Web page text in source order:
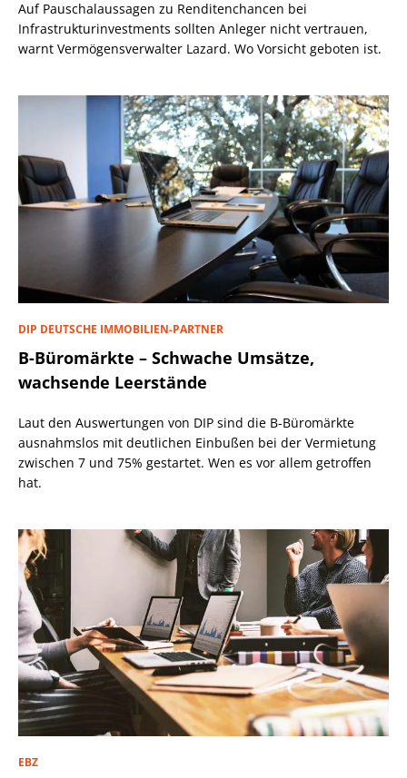
Auf Pauschalaussagen zu Renditenchancen bei
Infrastrukturinvestments sollten Anleger nicht vertrauen,
warnt Vermögensverwalter Lazard. Wo Vorsicht geboten ist.
DIP DEUTSCHE IMMOBILIEN-PARTNER
B-Büromärkte – Schwache Umsätze,
wachsende Leerstände
Laut den Auswertungen von DIP sind die B-Büromärkte
ausnahmslos mit deutlichen Einbußen bei der Vermietung
zwischen 7 und 75% gestartet. Wen es vor allem getroffen
hat.
EBZ